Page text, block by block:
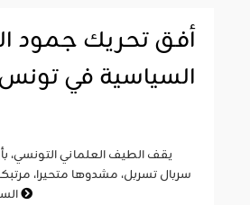
أفق تحريك جمود
السياسية في
يقف الطيف العلماني التونسي،
سربال تسربل، مشدوها متحيرا،